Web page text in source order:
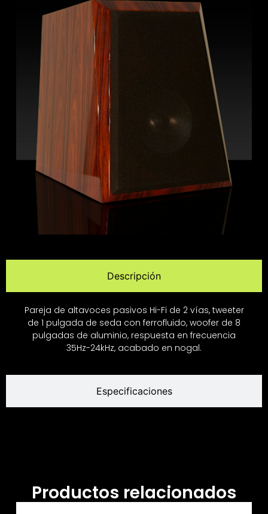
Descripción
Especificaciones
Pareja de altavoces pasivos Hi-Fi de 2 vías, tweeter
de 1 pulgada de seda con ferrofluido, woofer de 8
pulgadas de aluminio, respuesta en frecuencia
35Hz-24kHz, acabado en nogal.
Productos relacionados